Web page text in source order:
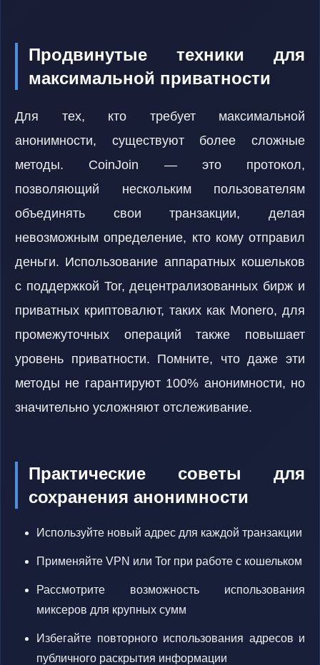
Продвинутые техники для
максимальной приватности
Для тех, кто требует максимальной
анонимности, существуют более сложные
методы. CoinJoin — это протокол,
позволяющий нескольким пользователям
объединять свои транзакции, делая
невозможным определение, кто кому отправил
деньги. Использование аппаратных кошельков
с поддержкой Tor, децентрализованных бирж и
приватных криптовалют, таких как Monero, для
промежуточных операций также повышает
уровень приватности. Помните, что даже эти
методы не гарантируют 100% анонимности, но
значительно усложняют отслеживание.
Практические советы для
сохранения анонимности
Используйте новый адрес для каждой транзакции
Применяйте VPN или Tor при работе с кошельком
Рассмотрите возможность использования
миксеров для крупных сумм
Избегайте повторного использования адресов и
публичного раскрытия информации